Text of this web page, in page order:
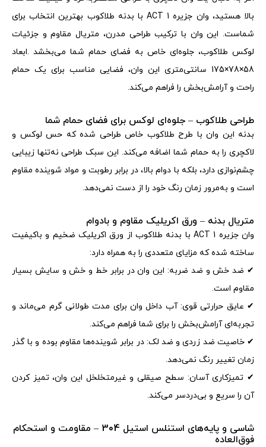
بالا هستید، وان جزیره 1
ACT با بدنه طلاکوب بهترین انتخاب برای
شماست. این وان با ترکیب طراحی مدرن، متریال مقاوم و جزئیات
لوکس طلاکوب، جلوه‌ای خاص به فضای حمام شما می‌بخشد .ابعاد
58×78×175 سانتی‌متری این وان، فضایی مناسب برای یک حمام
راحت و آرامش‌بخش را فراهم می‌کند.
طراحی طلاکوب – جلوه‌ای لوکس برای فضای حمام شما
بدنه این وان با طرح طلاکوب خاص طراحی شده که حس لوکس و
لاکچری را به حمام شما اضافه می‌کند. این سبک طراحی نه‌تنها زیبایی
چشم‌نوازی دارد، بلکه با دوام بالا، در برابر رطوبت و مواد شوینده مقاوم
است و به‌مرور زمان رنگ خود را از دست نمی‌دهد.
متریال بدنه – ورق اکریلیک مقاوم و بادوام
وان جزیره 1 ACT با بدنه طلاکوب از ورق اکریلیک ضخیم و باکیفیت
ساخته شده که مزایای متعددی را به همراه دارد:
✔ ضد خش و ضد ضربه: این وان در برابر خط و خش و سایش بسیار
مقاوم است.
✔ عایق حرارتی قوی: آب داخل وان برای مدت طولانی گرم می‌ماند و
تجربه‌ای آرامش‌بخش را برای شما فراهم می‌کند.
✔ خاصیت ضد زردی و ضد لک: در برابر شوینده‌ها مقاوم بوده و با گذر
زمان تغییر رنگ نمی‌دهد.
✔ تمیزکاری آسان: سطح صیقلی و غیرمتخلخل این وان، تمیز کردن
آن را سریع و بی‌دردسر می‌کند.
شاسی و پایه‌های استنلس استیل 304 – مقاومت و استحکام
فوق‌العاده